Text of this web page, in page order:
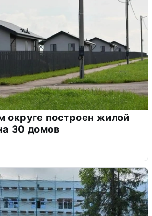
округе построен жилой
30 домов